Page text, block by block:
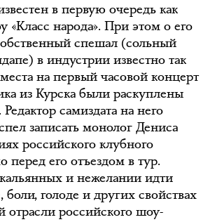
в первую очередь как
«Класс народа». При этом о его
спешал (сольный
в индустрии известно так
на первый часовой концерт
из Курска были раскуплены
Редактор самиздата на него
записать монолог Дениса
российского клубного
перед его отъездом в тур.
и нежелании идти
голоде и других свойствах
отрасли российского шоу-